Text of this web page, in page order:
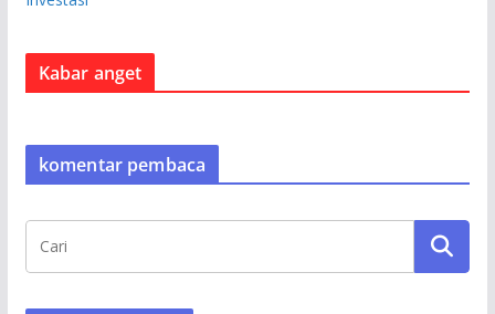
Kabar anget
komentar pembaca